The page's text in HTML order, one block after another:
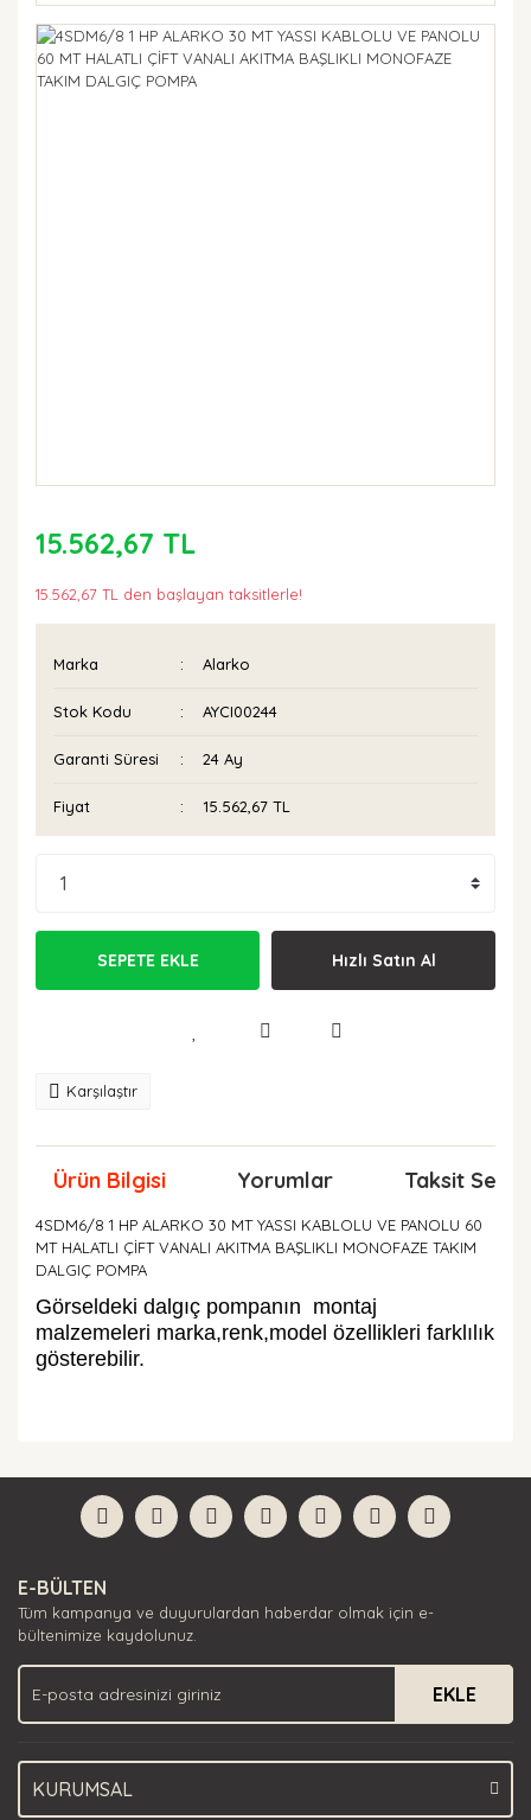
15.562,67 TL
15.562,67 TL den başlayan taksitlerle!
Marka Alarko
Stok Kodu AYCI00244
Garanti Süresi 24 Ay
Fiyat 15.562,67 TL
SEPETE EKLE Hızlı Satın Al
Karşılaştır
Ürün Bilgisi Yorumlar Taksit
4SDM6/8 1 HP ALARKO 30 MT YASSI KABLOLU VE PANOLU 60
MT HALATLI ÇİFT VANALI AKITMA BAŞLIKLI MONOFAZE TAKIM
DALGIÇ POMPA
Görseldeki dalgıç pompanın montaj
malzemeleri marka,renk,model özellikleri farklılık
gösterebilir.
Yorum Yaz
formunu kullanarak tarafımıza iletebilirsiniz.
Görüş ve önerileriniz için teşekkür ederiz.
Ürün açıklamasında eksik bilgiler bulunuyor.
Ürün bilgilerinde hatalar bulunuyor.
Bu ürüne benzer farklı alternatifler olmalı.
E-BÜLTEN
Tüm kampanya ve duyurulardan haberdar olmak için e-
bültenimize kaydolunuz.
EKLE
KURUMSAL